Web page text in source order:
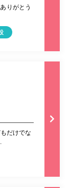
りがとう
だけでな